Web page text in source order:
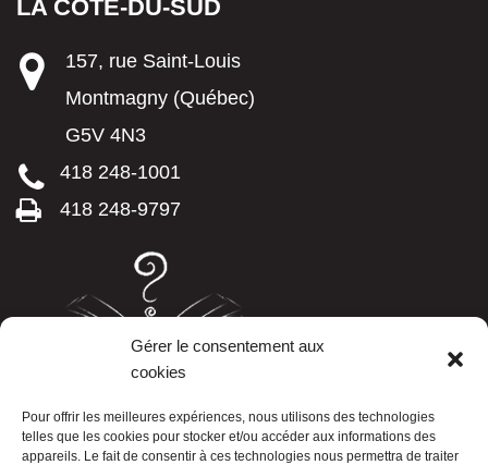
Gérer le consentement aux
cookies
Pour offrir les meilleures expériences, nous utilisons des technologies
telles que les cookies pour stocker et/ou accéder aux informations des
appareils. Le fait de consentir à ces technologies nous permettra de traiter
LA CÔTE-DU-SUD
157, rue Saint-Louis
Montmagny (Québec)
G5V 4N3
418 248-1001
418 248-9797
LISTE TÉLÉPHONIQUE